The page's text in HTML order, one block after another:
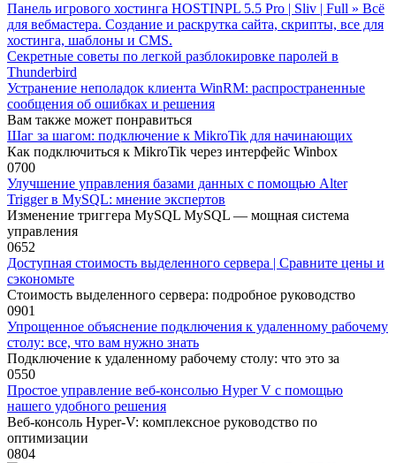
Панель игрового хостинга HOSTINPL 5.5 Pro | Sliv | Full » Всё
для вебмастера. Создание и раскрутка сайта, скрипты, все для
хостинга, шаблоны и CMS.
Секретные советы по легкой разблокировке паролей в
Thunderbird
Устранение неполадок клиента WinRM: распространенные
сообщения об ошибках и решения
Вам также может понравиться
Шаг за шагом: подключение к MikroTik для начинающих
Как подключиться к MikroTik через интерфейс Winbox
0700
Улучшение управления базами данных с помощью Alter
Trigger в MySQL: мнение экспертов
Изменение триггера MySQL MySQL — мощная система
управления
0652
Доступная стоимость выделенного сервера | Сравните цены и
сэкономьте
Стоимость выделенного сервера: подробное руководство
0901
Упрощенное объяснение подключения к удаленному рабочему
столу: все, что вам нужно знать
Подключение к удаленному рабочему столу: что это за
0550
Простое управление веб-консолью Hyper V с помощью
нашего удобного решения
Веб-консоль Hyper-V: комплексное руководство по
оптимизации
0804